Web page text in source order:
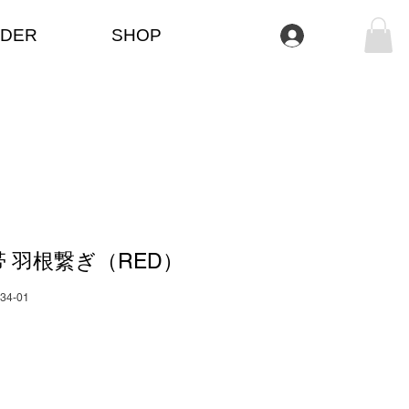
SHOP Anmelden
羽根繋ぎ（RED）
01